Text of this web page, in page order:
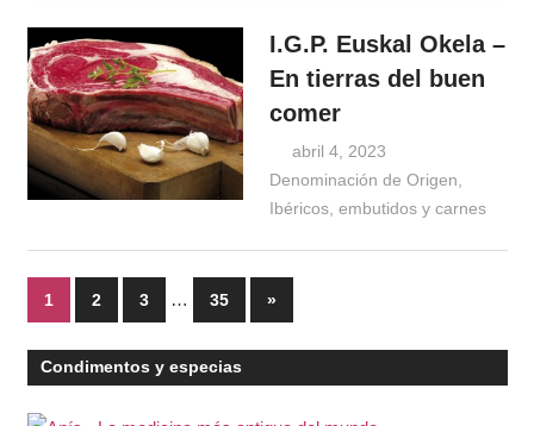
I.G.P. Euskal Okela –
En tierras del buen
comer
abril 4, 2023
Denominación de Origen,
Ibéricos, embutidos y carnes
Paginación
de
entradas
1 2 3 … 35
Entradas
siguientes
»
Condimentos y especias